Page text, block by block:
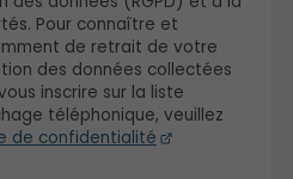
Pour connaître et
de retrait de votre
des données collectées
inscrire sur la liste
téléphonique, veuillez
de confidentialité